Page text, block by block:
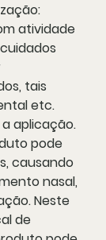
atividade
tais
etc.
aplicação.
pode
causando
nasal,
Neste
de